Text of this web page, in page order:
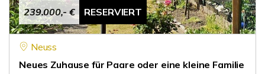
239.000,- € RESERVIERT
Neuss
Neues Zuhause für Paare oder eine kleine Familie